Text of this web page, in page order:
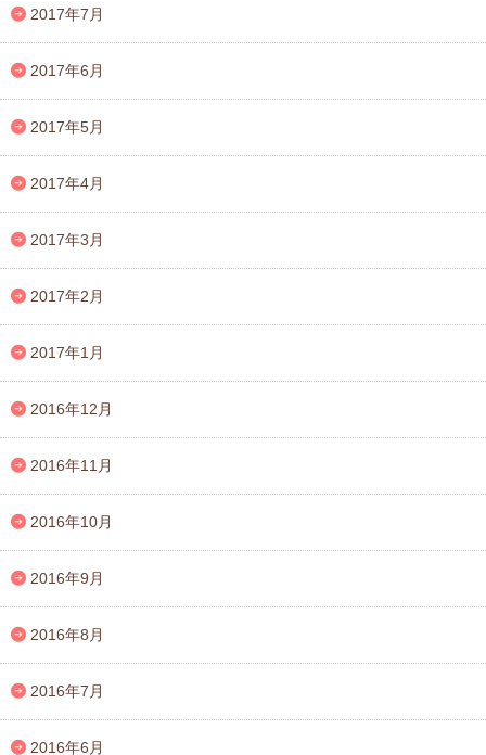
2017年7月
2017年6月
2017年5月
2017年4月
2017年3月
2017年2月
2017年1月
2016年12月
2016年11月
2016年10月
2016年9月
2016年8月
2016年7月
2016年6月